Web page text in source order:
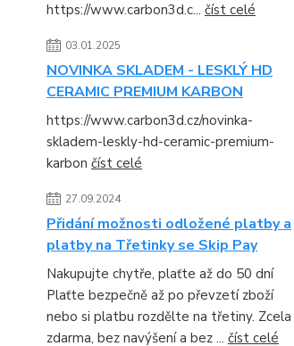
https://www.carbon3d.c... číst celé
03.01.2025
NOVINKA SKLADEM - LESKLÝ HD
CERAMIC PREMIUM KARBON
https://www.carbon3d.cz/novinka-
skladem-leskly-hd-ceramic-premium-
karbon číst celé
27.09.2024
Přidání možnosti odložené platby a
platby na Třetinky se Skip Pay
Nakupujte chytře, plaťte až do 50 dní
Plaťte bezpečně až po převzetí zboží
nebo si platbu rozdělte na třetiny. Zcela
zdarma, bez navýšení a bez ... číst celé